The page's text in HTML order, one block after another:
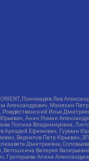
Пономарев Лев
Маняхин
Илья
Анин Роман
Полина Владимировна,
Ефимович, Гурман
Верзилов Петр
Дмитриевна,
Валерия
Алина